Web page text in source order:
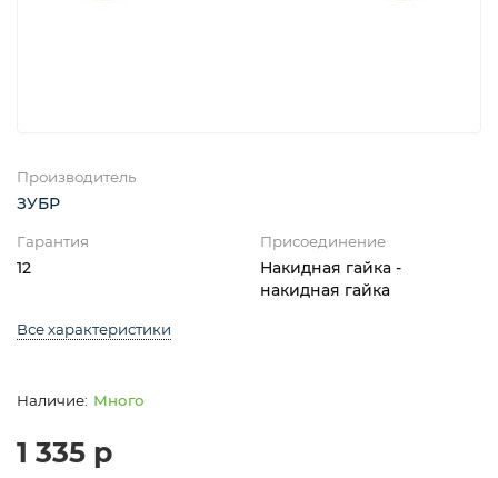
Производитель
ЗУБР
Гарантия
12
Присоединение
Накидная гайка -
накидная гайка
Все характеристики
Много
1 335 р